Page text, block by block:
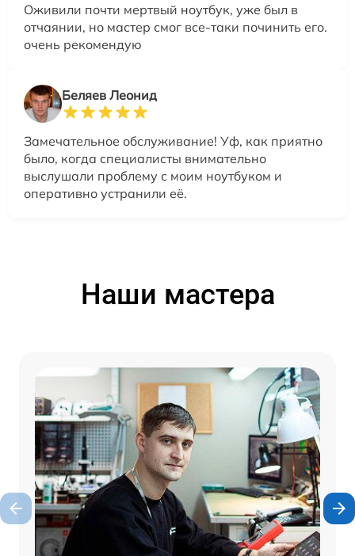
Оживили почти мертвый ноутбук, уже был в
отчаянии, но мастер смог все-таки починить его.
очень рекомендую
Беляев Леонид
Замечательное обслуживание! Уф, как приятно
было, когда специалисты внимательно
выслушали проблему с моим ноутбуком и
оперативно устранили её.
Наши мастера